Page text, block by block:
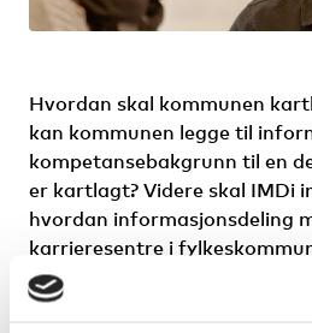
Hvordan skal kommunen
kan kommunen legge til
kompetansebakgrunn til en
er kartlagt? Videre skal IMDi
hvordan informasjonsdeling
karrieresentre i
IMDinett.